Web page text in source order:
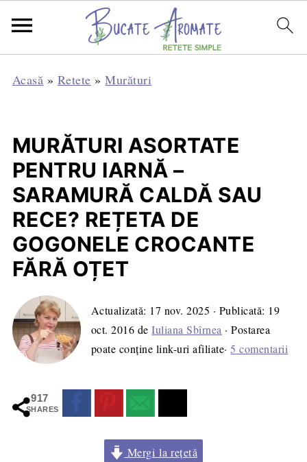
Acasă » Retete »Murături
MURĂTURI ASORTATE
PENTRU IARNĂ –
SARAMURĂ CALDĂ SAU
RECE? REȚETA DE
GOGONELE CROCANTE
FĂRĂ OȚET
Actualizată: 17 nov. 2025 · Publicată: 19
oct. 2016 deIuliana Sbîrnea · Postarea
poate conține link-uri afiliate·5 comentarii
917
SHARES
Mergi la rețetă